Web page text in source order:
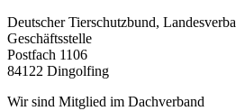
Deutscher Tierschutzbund,
Geschäftsstelle
Postfach 1106
84122 Dingolfing
Wir sind Mitglied im Dachverband